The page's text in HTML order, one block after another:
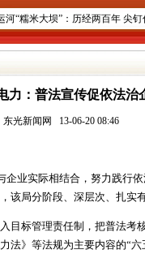
“糯米大坝”：历经两百年 尖钉
力：普法宣传促依法治
东光新闻网 13-06-20 08:46
业实际相结合，努力践行依
该局分阶段、深层次、扎实
标管理责任制，把普法考
法》等法规为主要内容的“